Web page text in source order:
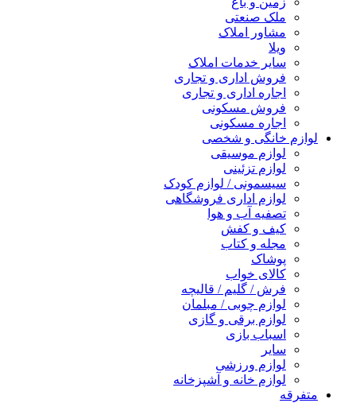
ملک صنعتی
مشاور املاک
ویلا
سایر خدمات املاک
فروش اداری و تجاری
اجاره اداری و تجاری
فروش مسکونی
اجاره مسکونی
لوازم خانگی و شخصی
لوازم موسیقی
لوازم تزئینی
سیسمونی / لوازم کودک
لوازم اداری فروشگاهی
تصفیه آب و هوا
کیف و کفش
مجله و کتاب
پوشاک
کالای خواب
فرش / گلیم / قالیچه
لوازم چوبی / مبلمان
لوازم برقی و گازی
اسباب بازی
سایر
لوازم ورزشی
لوازم خانه و آشپزخانه
متفرقه